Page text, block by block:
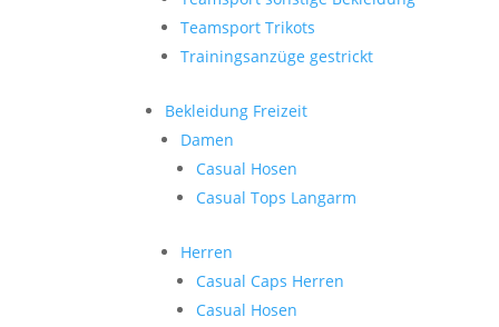
Teamsport Trikots
Trainingsanzüge gestrickt
Bekleidung Freizeit
Damen
Casual Hosen
Casual Tops Langarm
Herren
Casual Caps Herren
Casual Hosen